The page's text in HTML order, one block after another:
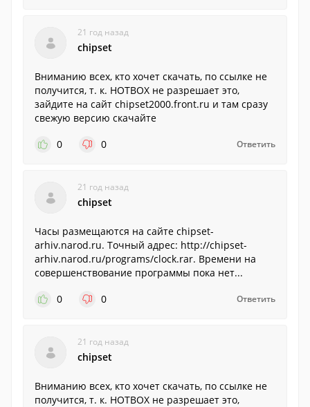
21 год назад
chipset
Вниманию всех, кто хочет скачать, по ссылке не
получится, т. к. HOTBOX не разрешает это,
зайдите на сайт chipset2000.front.ru и там сразу
свежую версию скачайте
0
0 Ответить
21 год назад
chipset
Часы размещаются на сайте chipset-
arhiv.narod.ru. Точный адрес: http://chipset-
arhiv.narod.ru/programs/clock.rar. Времени на
совершенствование программы пока нет...
0
0 Ответить
21 год назад
chipset
Вниманию всех, кто хочет скачать, по ссылке не
получится, т. к. HOTBOX не разрешает это,